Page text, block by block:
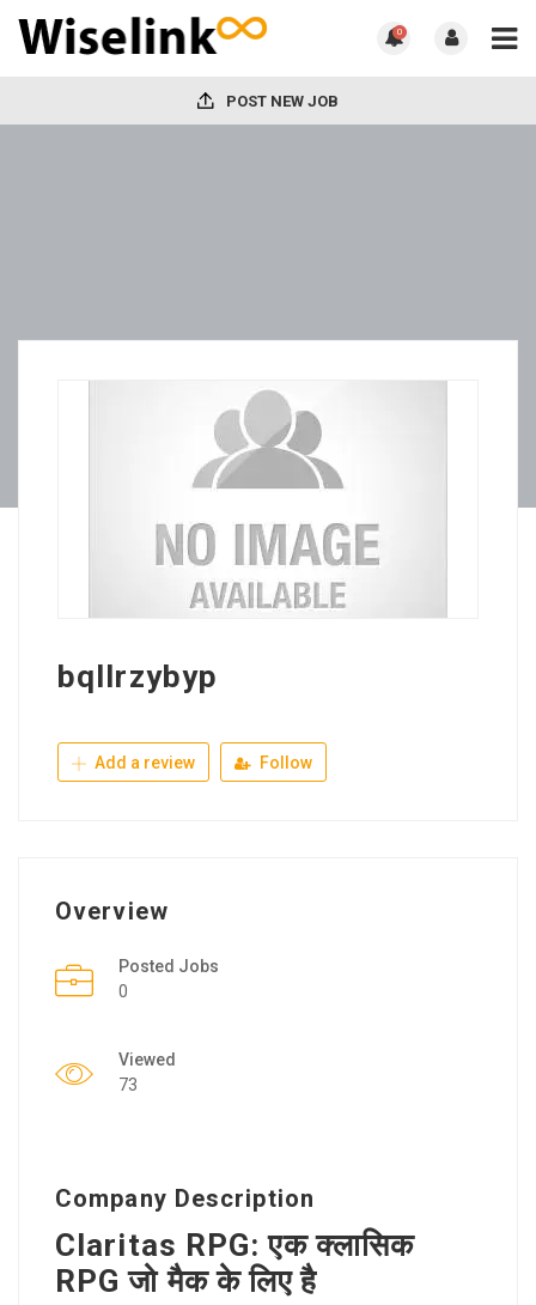
0
POST NEW JOB
bqllrzybyp
Add a review Follow
Overview
Posted Jobs
0
Viewed
73
Company Description
Claritas RPG: एक क्लासिक
RPG जो मैक के लिए है